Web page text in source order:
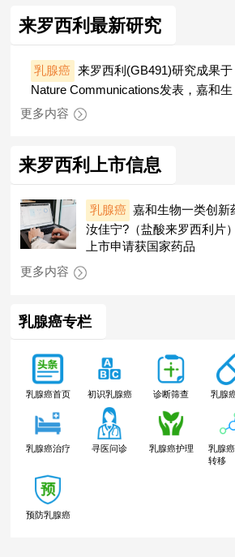
来罗西利最新研究
乳腺癌 来罗西利(GB491)研究成果于
Nature Communications发表，嘉和生
更多内容
来罗西利上市信息
乳腺癌 嘉和生物一类创新
汝佳宁?（盐酸来罗西利片）
上市申请获国家药品
更多内容
乳腺癌专栏
乳腺癌首页 初识乳腺癌 诊断筛查 乳腺
乳腺癌治疗 寻医问诊 乳腺癌护理
乳腺
转移
预防乳腺癌